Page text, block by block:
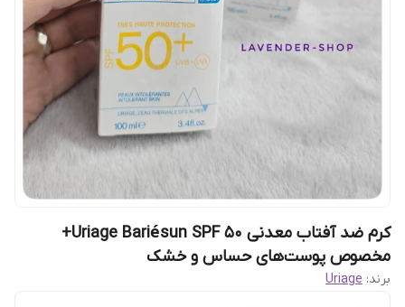
کرم ضد آفتاب معدنی Uriage Bariésun SPF 50+
مخصوص پوست‌های حساس و خشک
برند: Uriage